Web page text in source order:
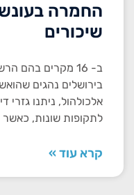
החמרה
שיכורים
ב- 16 מקרים בהם
בירושלים נהגים
אלכולהול, ניתנו גזרי
לתקופות שונות, כאשר
קרא עוד »